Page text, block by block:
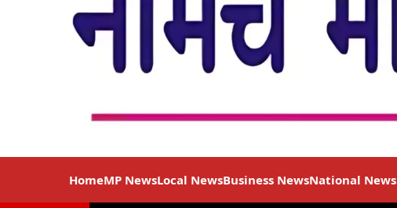
HomeMP NewsLocal NewsBusiness NewsNational News